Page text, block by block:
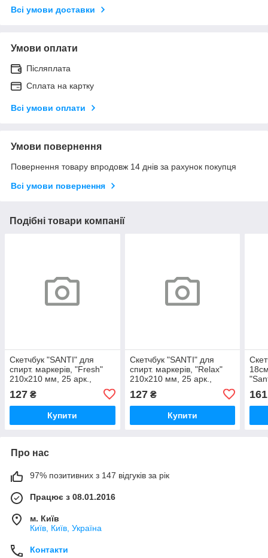
Всі умови доставки
Умови оплати
Післяплата
Сплата на картку
Всі умови оплати
Умови повернення
Повернення товару впродовж 14 днів за рахунок покупця
Всі умови повернення
Подібні товари компанії
Скетчбук "SANTI" для
спирт. маркерів, "Fresh"
210х210 мм, 25 арк.,
склейка, 130г/м2 743216,
шт
127 ₴
Купити
Скетчбук "SANTI" для
спирт. маркерів, "Relax"
210х210 мм, 25 арк.,
склейка, 130г/м2 743217,
шт
127₴
Купити
161
Про нас
97% позитивних з 147 відгуків за рік
Працює з 08.01.2016
м. Київ
Київ, Київ, Україна
Контакти